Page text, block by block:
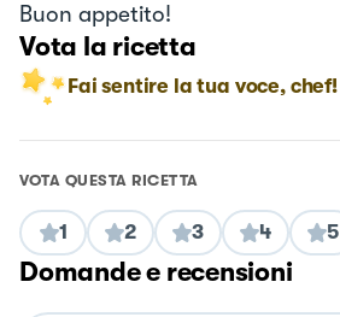
Buon appetito!
Vota la ricetta
Fai sentire la tua voce, chef!
VOTA QUESTA RICETTA
1 2 3 4 5
Domande e recensioni